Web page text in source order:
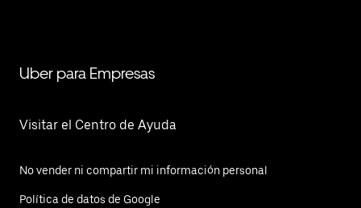
Uber para Empresas
Visitar el Centro de Ayuda
No vender ni compartir mi información personal
Política de datos de Google